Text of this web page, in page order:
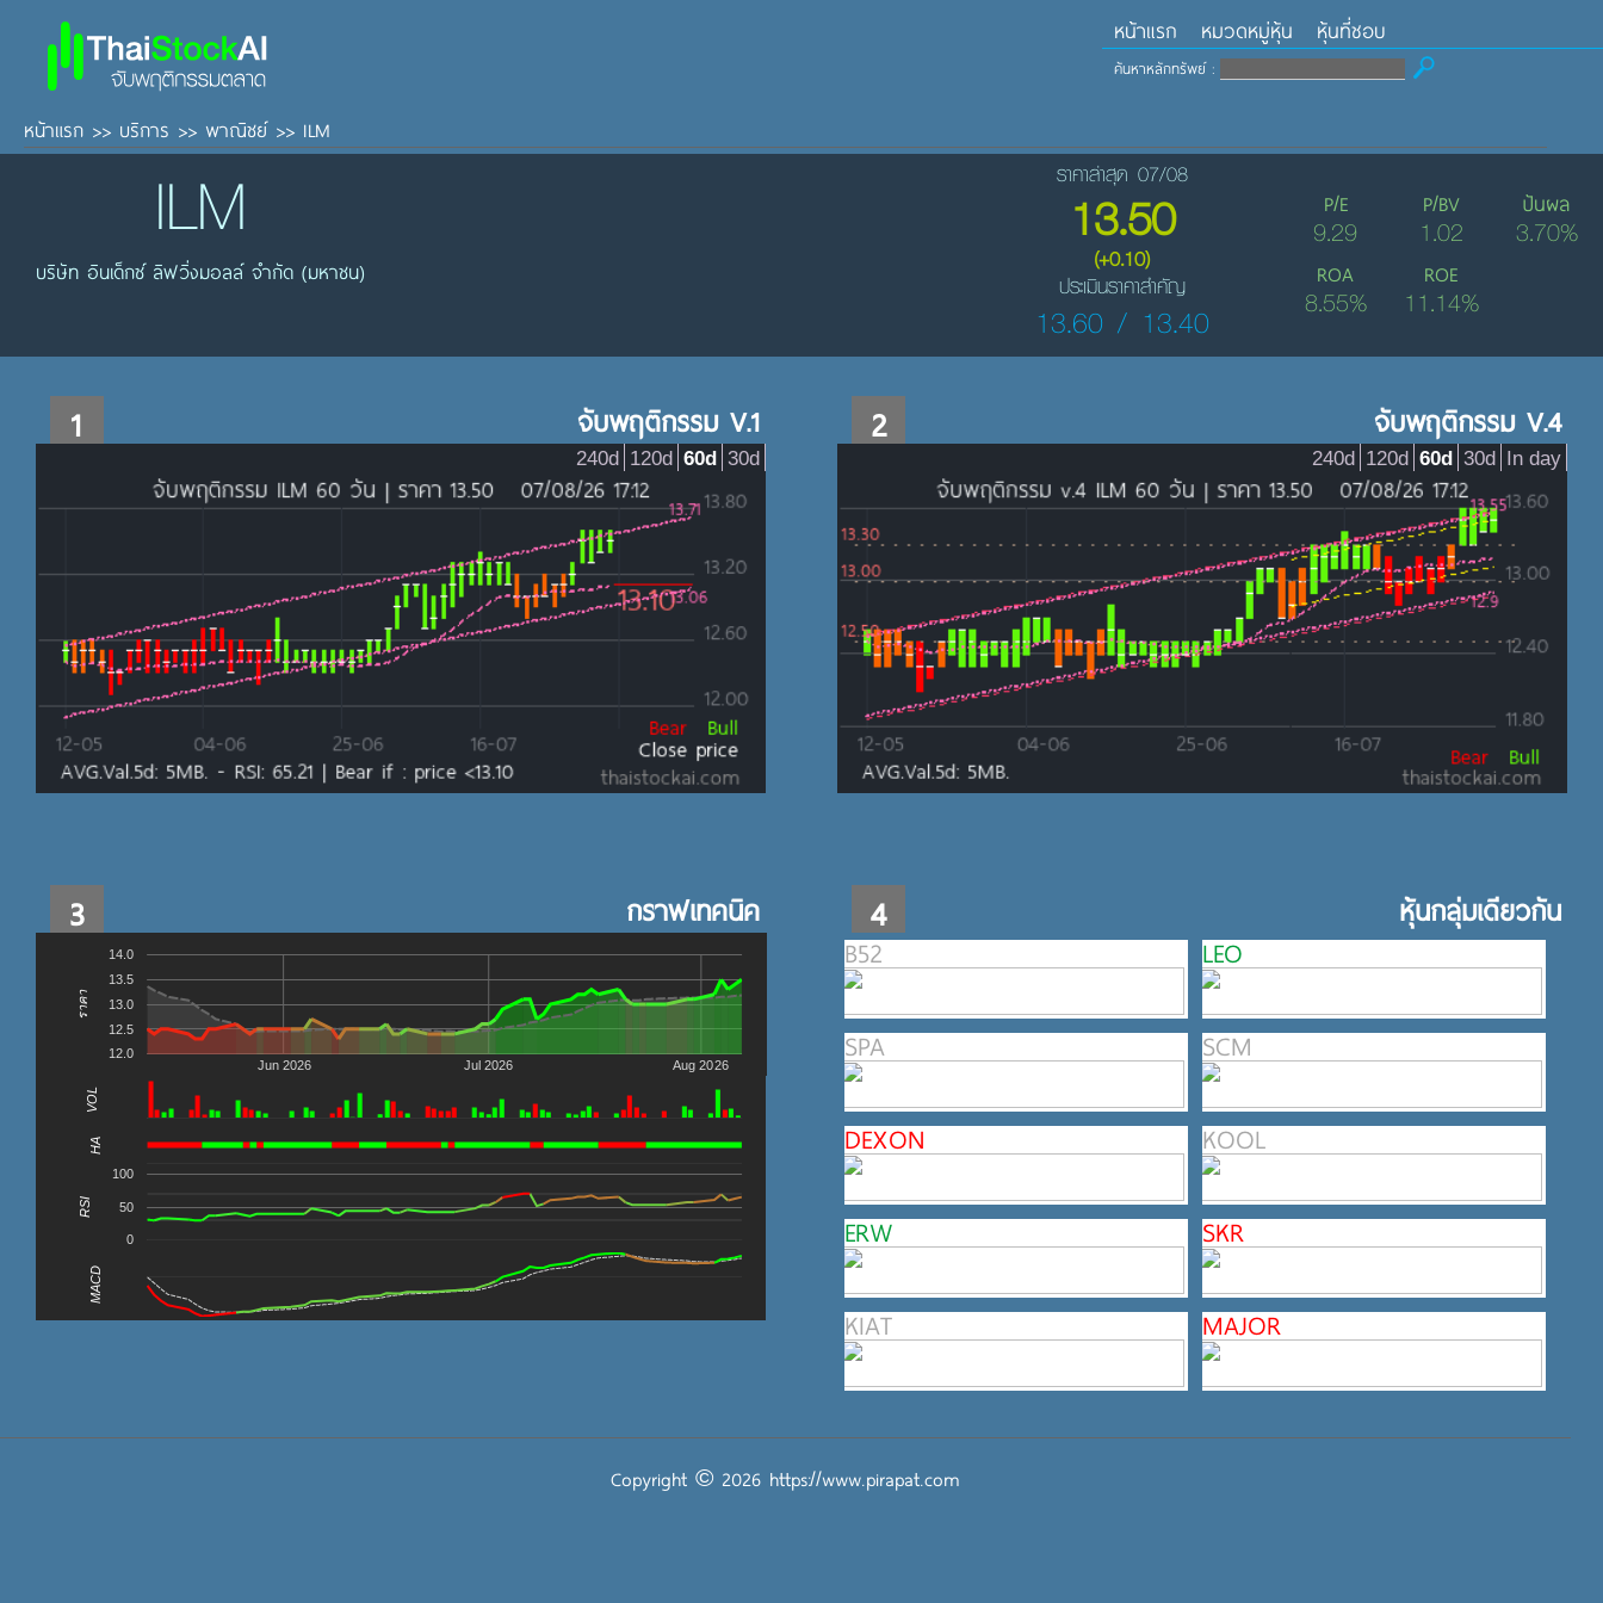
หน้าแรก หมวดหมู่หุ้น หุ้นที่ชอบ
ค้นหาหลักทรัพย์ :
หน้าแรก >> บริการ >> พาณิชย์>> ILM
ILM
บริษัท อินเด็กซ์ ลิฟวิ่งมอลล์ จำกัด (มหาชน)
ราคาล่าสุด 07/08
13.50
(+0.10)
ประเมินราคาสำคัญ
13.60 / 13.40
P/E
9.29
P/BV
1.02
ปันผล
3.70%
ROA
8.55%
ROE
11.14%
1 จับพฤติกรรม V.1
30d
60d
120d
240d
2 จับพฤติกรรม V.4
In day
30d
60d
120d
240d
3 กราฟเทคนิค
Jun 2026 Jul 2026 Aug 2026
12.0
12.5
13.0
13.5
14.0
ราคา
VOL
HA
0
50
100
RSI
MACD
4 หุ้นกลุ่มเดียวกัน
B52 LEO
SPA SCM
DEXON KOOL
ERW SKR
KIAT MAJOR
Copyright © 2026 https://www.pirapat.com